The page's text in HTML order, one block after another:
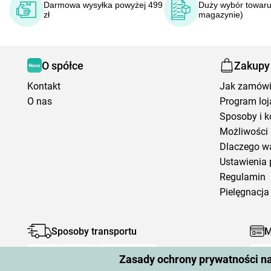
Zasady ochrony prywatności
Darmowa wysyłka powyżej 499
zł
Duży wybór
magazynie)
O spółce
Kontakt
O nas
Zakupy
Jak
Program
Sposoby i
Możliwości
Dlaczego
Ustawienia
Regulamin
Sposoby transportu